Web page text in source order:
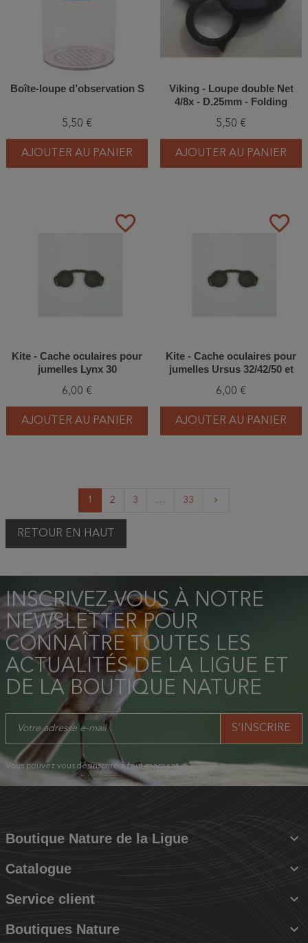
Boîte-loupe d’observation S
5,50 €
AJOUTER AU PANIER
Viking - Loupe double Net
4/8x - D.25mm - Folding
5,50 €
AJOUTER AU PANIER
favorite_border
Kite - Cache oculaires pour
jumelles Lynx 30
6,00 €
AJOUTER AU PANIER
favorite_border
Kite - Cache oculaires pour
jumelles Ursus 32/42/50 et
6,00 €
AJOUTER AU PANIER
1 2 3 … 33 keyboard_arrow_right
RETOUR EN HAUT
INSCRIVEZ-VOUS À NOTRE
NEWSLETTER POUR
CONNAÎTRE TOUTES LES
ACTUALITÉS DE LA LIGUE ET
DE LA BOUTIQUE NATURE
Vous pouvez vous désinscrire à tout moment.
Boutique Nature de la Ligue 
Catalogue 
Service client 
Boutiques Nature 